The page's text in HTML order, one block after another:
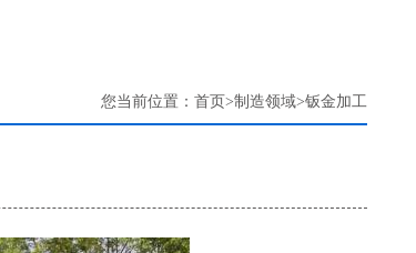
您当前位置： 首页>制造领域>钣金加工